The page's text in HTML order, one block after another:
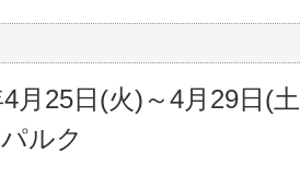
月25日(火)～4月29日(
ルク